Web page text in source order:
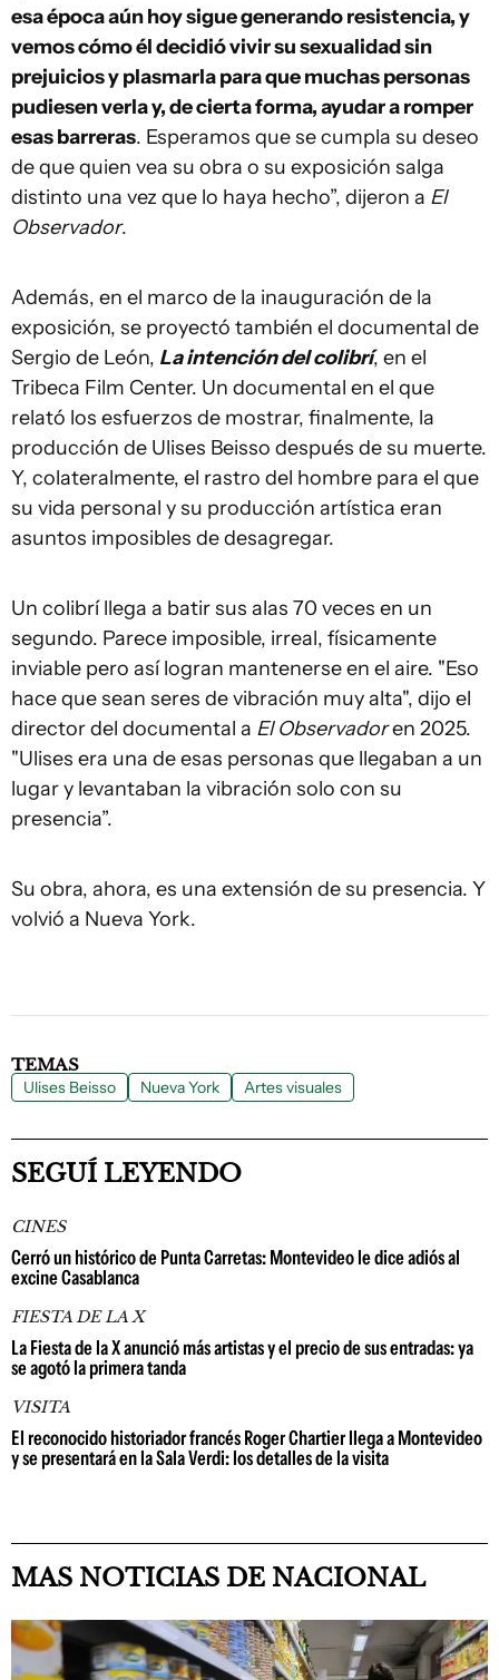
esa época aún hoy sigue generando resistencia, y
vemos cómo él decidió vivir su sexualidad sin
prejuicios y plasmarla para que muchas personas
pudiesen verla y, de cierta forma, ayudar a romper
esas barreras. Esperamos que se cumpla su deseo
de que quien vea su obra o su exposición salga
distinto una vez que lo haya hecho”, dijeron a El
Observador.
Además, en el marco de la inauguración de la
exposición, se proyectó también el documental de
Sergio de León, La intención del colibrí, en el
Tribeca Film Center. Un documental en el que
relató los esfuerzos de mostrar, finalmente, la
producción de Ulises Beisso después de su muerte.
Y, colateralmente, el rastro del hombre para el que
su vida personal y su producción artística eran
asuntos imposibles de desagregar.
Un colibrí llega a batir sus alas 70 veces en un
segundo. Parece imposible, irreal, físicamente
inviable pero así logran mantenerse en el aire. "Eso
hace que sean seres de vibración muy alta", dijo el
director del documental a El Observadoren 2025.
"Ulises era una de esas personas que llegaban a un
lugar y levantaban la vibración solo con su
presencia”.
Su obra, ahora, es una extensión de su presencia. Y
volvió a Nueva York.
TEMAS
Ulises Beisso Nueva York Artes visuales
SEGUÍ LEYENDO
CINES
Cerró un histórico de Punta Carretas: Montevideo le dice adiós al
excine Casablanca
FIESTA DE LA X
La Fiesta de la X anunció más artistas y el precio de sus entradas: ya
se agotó la primera tanda
VISITA
El reconocido historiador francés Roger Chartier llega a Montevideo
y se presentará en la Sala Verdi: los detalles de la visita
MAS NOTICIAS DE NACIONAL